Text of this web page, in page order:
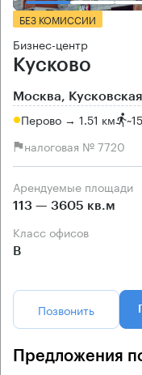
БЕЗ КОМИССИИ
Бизнес-центр
Кусково
Москва,
Перово → 1.51 км ~
налоговая № 7720
Арендуемые площади
113 — 3605 кв.м
Класс офисов
B
Позвонить
Предложения